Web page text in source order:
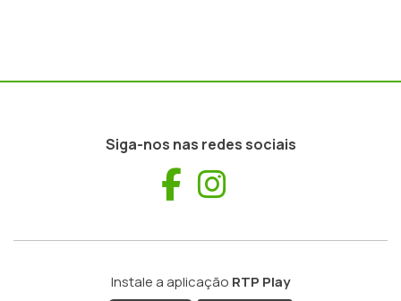
Siga-nos nas redes sociais
Facebook
Instale a aplicação RTP Play